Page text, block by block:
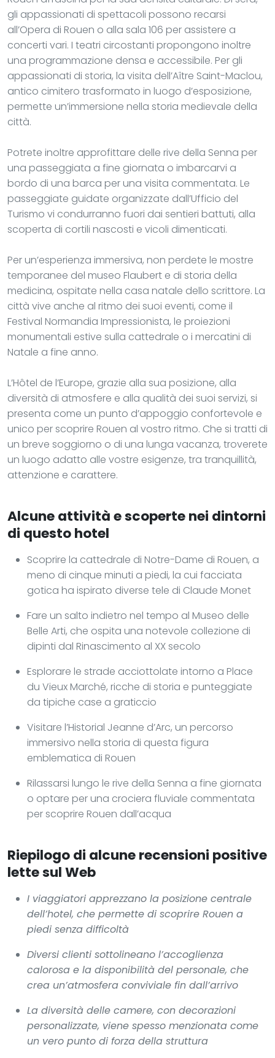
gli appassionati di spettacoli possono recarsi
all’Opera di Rouen o alla sala 106 per assistere a
concerti vari. I teatri circostanti propongono inoltre
una programmazione densa e accessibile. Per gli
appassionati di storia, la visita dell’Aître Saint-Maclou,
antico cimitero trasformato in luogo d’esposizione,
permette un’immersione nella storia medievale della
città.
Potrete inoltre approfittare delle rive della Senna per
una passeggiata a fine giornata o imbarcarvi a
bordo di una barca per una visita commentata. Le
passeggiate guidate organizzate dall’Ufficio del
Turismo vi condurranno fuori dai sentieri battuti, alla
scoperta di cortili nascosti e vicoli dimenticati.
Per un’esperienza immersiva, non perdete le mostre
temporanee del museo Flaubert e di storia della
medicina, ospitate nella casa natale dello scrittore. La
città vive anche al ritmo dei suoi eventi, come il
Festival Normandia Impressionista, le proiezioni
monumentali estive sulla cattedrale o i mercatini di
Natale a fine anno.
L’Hôtel de l’Europe, grazie alla sua posizione, alla
diversità di atmosfere e alla qualità dei suoi servizi, si
presenta come un punto d’appoggio confortevole e
unico per scoprire Rouen al vostro ritmo. Che si tratti di
un breve soggiorno o di una lunga vacanza, troverete
un luogo adatto alle vostre esigenze, tra tranquillità,
attenzione e carattere.
Alcune attività e scoperte nei dintorni
di questo hotel
Scoprire la cattedrale di Notre-Dame di Rouen, a
meno di cinque minuti a piedi, la cui facciata
gotica ha ispirato diverse tele di Claude Monet
Fare un salto indietro nel tempo al Museo delle
Belle Arti, che ospita una notevole collezione di
dipinti dal Rinascimento al XX secolo
Esplorare le strade acciottolate intorno a Place
du Vieux Marché, ricche di storia e punteggiate
da tipiche case a graticcio
Visitare l’Historial Jeanne d’Arc, un percorso
immersivo nella storia di questa figura
emblematica di Rouen
Rilassarsi lungo le rive della Senna a fine giornata
o optare per una crociera fluviale commentata
per scoprire Rouen dall’acqua
Riepilogo di alcune recensioni positive
lette sul Web
I viaggiatori apprezzano la posizione centrale
dell’hotel, che permette di scoprire Rouen a
piedi senza difficoltà
Diversi clienti sottolineano l’accoglienza
calorosa e la disponibilità del personale, che
crea un’atmosfera conviviale fin dall’arrivo
La diversità delle camere, con decorazioni
personalizzate, viene spesso menzionata come
un vero punto di forza della struttura